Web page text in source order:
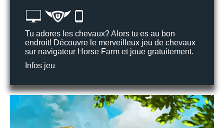
Tu adores les chevaux? Alors tu es au bon
endroit! Découvre le merveilleux jeu de chevaux
sur navigateur Horse Farm et joue gratuitement.
Infos jeu